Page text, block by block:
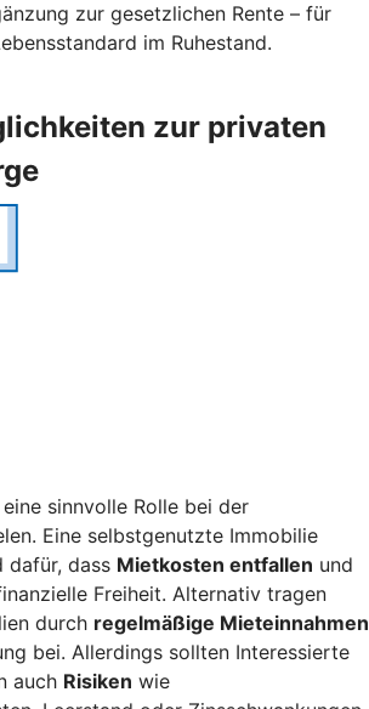
zur gesetzlichen Rente – für
im Ruhestand.
zur privaten
sinnvolle Rolle bei der
Eine selbstgenutzte Immobilie
dafür, dass Mietkosten entfallen und
Freiheit. Alternativ tragen
durch regelmäßige Mieteinnahmen
bei. Allerdings sollten Interessierte
auch Risiken wie